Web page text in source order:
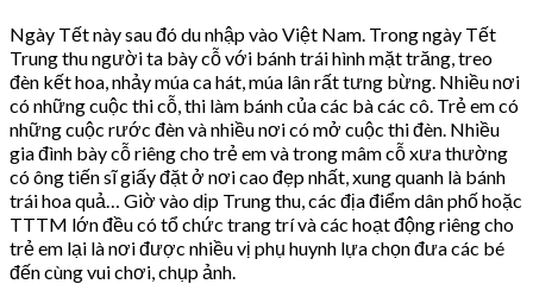
Ngày Tết này sau đó du nhập vào Việt Nam. Trong ngày Tết
Trung thu người ta bày cỗ với bánh trái hình mặt trăng, treo
đèn kết hoa, nhảy múa ca hát, múa lân rất tưng bừng. Nhiều nơi
có những cuộc thi cỗ, thi làm bánh của các bà các cô. Trẻ em có
những cuộc rước đèn và nhiều nơi có mở cuộc thi đèn. Nhiều
gia đình bày cỗ riêng cho trẻ em và trong mâm cỗ xưa thường
có ông tiến sĩ giấy đặt ở nơi cao đẹp nhất, xung quanh là bánh
trái hoa quả… Giờ vào dịp Trung thu, các địa điểm dân phố hoặc
TTTM lớn đều có tổ chức trang trí và các hoạt động riêng cho
trẻ em lại là nơi được nhiều vị phụ huynh lựa chọn đưa các bé
đến cùng vui chơi, chụp ảnh.